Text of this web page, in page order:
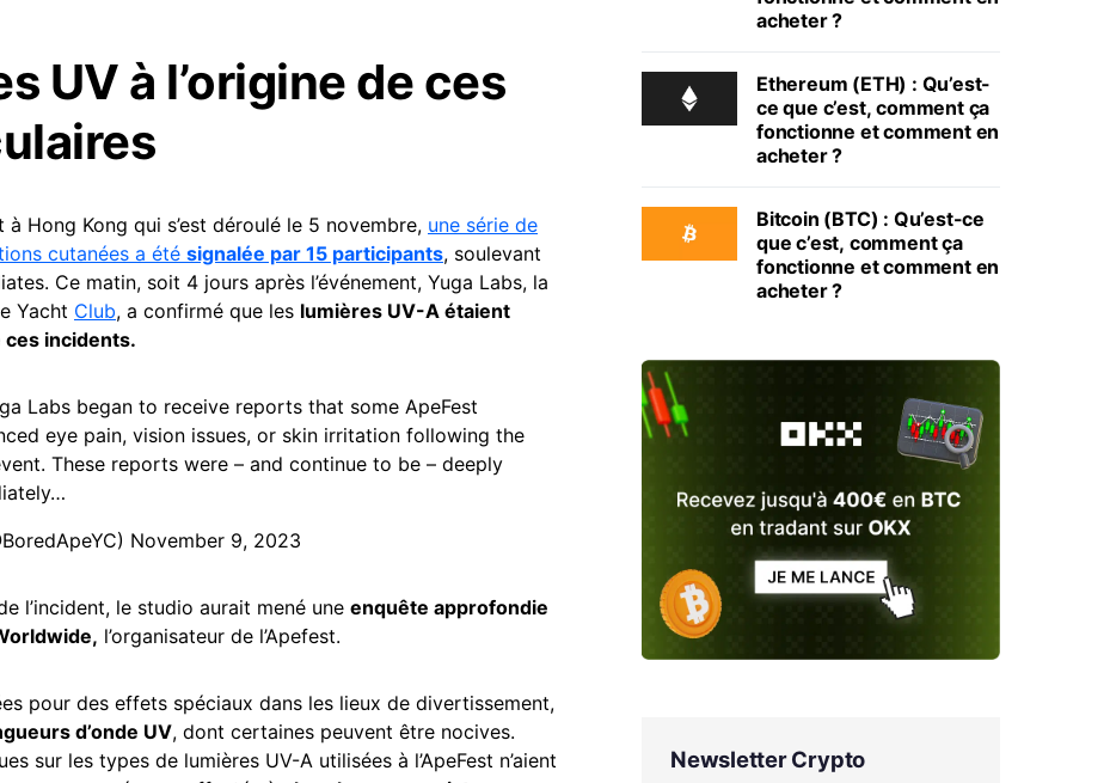
UV à l’origine de ces
à Hong Kong qui s’est déroulé le 5 novembre, une série de
cutanées a été signalée par 15 participants, soulevant
Ce matin, soit 4 jours après l’événement, Yuga Labs, la
Yacht Club, a confirmé que les lumières UV-A étaient
ces incidents.
Labs began to receive reports that some ApeFest
eye pain, vision issues, or skin irritation following the
These reports were – and continue to be – deeply
November 9, 2023
l’incident, le studio aurait mené une enquête approfondie
l’organisateur de l’Apefest.
pour des effets spéciaux dans les lieux de divertissement,
d’onde UV, dont certaines peuvent être nocives.
sur les types de lumières UV-A utilisées à l’ApeFest n’aient
acheter ?
Ethereum (ETH) : Qu’est-
ce que c’est, comment ça
fonctionne et comment en
acheter ?
Bitcoin (BTC) : Qu’est-ce
que c’est, comment ça
fonctionne et comment en
acheter ?
Newsletter Crypto